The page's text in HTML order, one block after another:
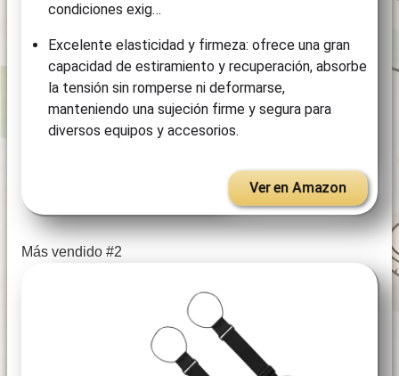
condiciones exig…
Excelente elasticidad y firmeza: ofrece una gran
capacidad de estiramiento y recuperación, absorbe
la tensión sin romperse ni deformarse,
manteniendo una sujeción firme y segura para
diversos equipos y accesorios.
Ver en Amazon
Más vendido #2